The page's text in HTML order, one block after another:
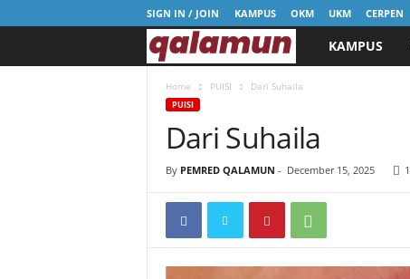
SIGN IN / JOIN KAMPUS OKM UKM CERPEN
q
a
l
KAMPUS
Home PUISI Dari Suhaila
PUISI
Dari Suhaila
By PEMRED QALAMUN - December 15, 2025